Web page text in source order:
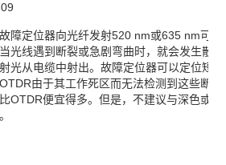
查看全部 >>
障定位器向光纤发射520 nm或635 nm可见
光线遇到断裂或急剧弯曲时，就会发生散
光从电缆中射出。故障定位器可以定位短
由于其工作死区而无法检测到这些断线
OTDR便宜得多。但是，不建议与深色或铠